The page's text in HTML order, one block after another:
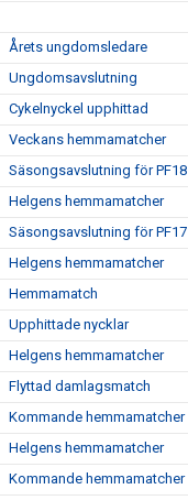
Årets ungdomsledare
Ungdomsavslutning
Cykelnyckel upphittad
Veckans hemmamatcher
Säsongsavslutning för PF18
Helgens hemmamatcher
Säsongsavslutning för PF17
Helgens hemmamatcher
Hemmamatch
Upphittade nycklar
Helgens hemmamatcher
Flyttad damlagsmatch
Kommande hemmamatcher
Helgens hemmamatcher
Kommande hemmamatcher